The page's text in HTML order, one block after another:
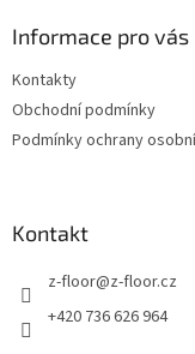
Informace pro vás
Kontakty
Obchodní podmínky
Podmínky ochrany
Kontakt
z-floor@z-floor.cz
+420 736 626 964